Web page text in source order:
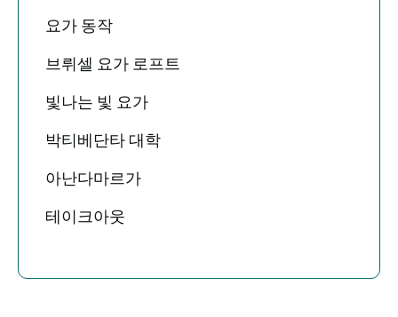
요가 동작
브뤼셀 요가 로프트
빛나는 빛 요가
박티베단타 대학
아난다마르가
테이크아웃